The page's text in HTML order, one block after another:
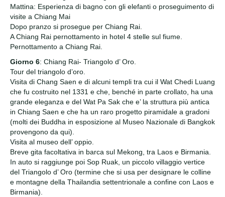
Mattina: Esperienza di bagno con gli elefanti o proseguimento di
visite a Chiang Mai
Dopo pranzo si prosegue per Chiang Rai.
A Chiang Rai pernottamento in hotel 4 stelle sul fiume.
Pernottamento a Chiang Rai.
Giorno 6: Chiang Rai- Triangolo d’ Oro.
Tour del triangolo d’oro.
Visita di Chang Saen e di alcuni templi tra cui il Wat Chedi Luang
che fu costruito nel 1331 e che, benché in parte crollato, ha una
grande eleganza e del Wat Pa Sak che e’ la struttura più antica
in Chiang Saen e che ha un raro progetto piramidale a gradoni
(molti dei Buddha in esposizione al Museo Nazionale di Bangkok
provengono da qui).
Visita al museo dell’ oppio.
Breve gita facoltativa in barca sul Mekong, tra Laos e Birmania.
In auto si raggiunge poi Sop Ruak, un piccolo villaggio vertice
del Triangolo d’ Oro (termine che si usa per designare le colline
e montagne della Thailandia settentrionale a confine con Laos e
Birmania).